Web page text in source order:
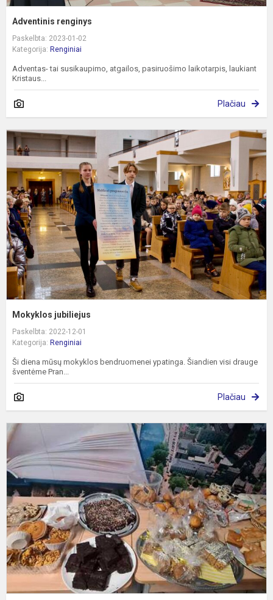
Adventinis renginys
Paskelbta: 2023-01-02
Kategorija: Renginiai
Adventas- tai susikaupimo, atgailos, pasiruošimo laikotarpis, laukiant
Kristaus...
Plačiau
Mokyklos jubiliejus
Paskelbta: 2022-12-01
Kategorija: Renginiai
Ši diena mūsų mokyklos bendruomenei ypatinga. Šiandien visi drauge
šventėme Pran...
Plačiau